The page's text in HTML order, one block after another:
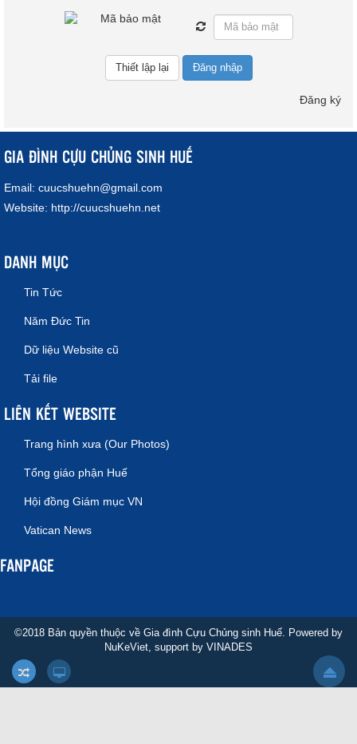
Đăng nhập
Đăng ký
GIA ĐÌNH CỰU CHỦNG SINH HUẾ
Email: cuucshuehn@gmail.com
Website: http://cuucshuehn.net
DANH MỤC
Tin Tức
Năm Đức Tin
Dữ liệu Website cũ
Tải file
LIÊN KẾT WEBSITE
Trang hình xưa (Our Photos)
Tổng giáo phận Huế
Hội đồng Giám mục VN
Vatican News
FANPAGE
©2018 Bản quyền thuộc về Gia đình Cựu Chủng sinh Huế. Powered by
NuKeViet, support by VINADES